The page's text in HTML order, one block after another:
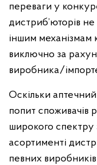
переваги у
дистриб’юторів
іншим механізмам
виключно за
виробника/
Оскільки
попит споживачів
широкого спектру
асортименті
певних